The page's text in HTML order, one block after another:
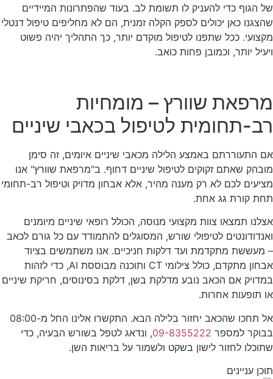
של הגוף כדי להעניק לו תשומת לב. בעוד שהפתרונות המיידיים
שהצגנו כאן יכולים לספק הקלה זמנית, הם לא מחליפים טיפול דנטלי
מקצועי. ככל שתפנו לטיפול מוקדם יותר, כך התהליך יהיה פשוט
ויעיל יותר, וכמובן פחות כואב.
מרפאת שוורץ – מומחיות
רב-תחומית לטיפול בכאבי שיניים
אם התעוררתם באמצע הלילה מכאבי שיניים איומים, זה סימן
מובהק שאתם זקוקים לטיפול שיניים דחוף. ב"מרפאת שוורץ" אנו
מציעים לכם לא רק מענה מהיר, אלא אבחון מדויק וטיפול רב-תחומי
תחת קורת גג אחת.
אצלנו תמצאו צוות מקצועי מנוסה, הכולל רופאי שיניים מיומנים
ואנדודונטים לטיפולי שורש, המסוגלים להתמודד עם כל גורם לכאב
– מעששת מתקדמת ועד דלקות חניכיים. אנו משתמשים בציוד
אבחון מתקדם, כולל צילומי CT ותוכנה מבוססת AI, כדי לזהות
במדויק אם הכאב נובע מדלקת בשן, דלקת בסינוסים, חריקת שיניים
או תופעות אחרות.
אל תחכו שהכאב יחזור בלילה הבא. התקשרו אלינו החל מ-08:00
בבוקר למספר 09-8355222, ונדאג לטפל בשורש הבעיה, כדי
שתוכלו לחזור לישון בשקט ולשמור על בריאות השן.
תוכן עניינים